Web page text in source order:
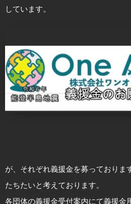
しています。
が、それぞれ義援金を募っておりま
たちたいと考えております。
各団体の義援金受付案内にて義援金